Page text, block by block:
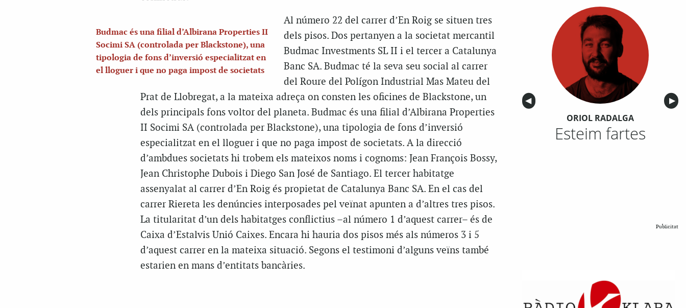
Budmac és una filial d’Albirana Properties II
Socimi SA (controlada per Blackstone), una
tipologia de fons d’inversió especialitzat en
el lloguer i que no paga impost de societats
Al número 22 del carrer d’En Roig se situen tres
dels pisos. Dos pertanyen a la societat mercantil
Budmac Investments SL II i el tercer a Catalunya
Banc SA. Budmac té la seva seu social al carrer
del Roure del Polígon Industrial Mas Mateu del
Prat de Llobregat, a la mateixa adreça on consten les oficines de Blackstone, un
dels principals fons voltor del planeta. Budmac és una filial d’Albirana Properties
II Socimi SA (controlada per Blackstone), una tipologia de fons d’inversió
especialitzat en el lloguer i que no paga impost de societats. A la direcció
d’ambdues societats hi trobem els mateixos noms i cognoms: Jean François Bossy,
Jean Christophe Dubois i Diego San José de Santiago. El tercer habitatge
assenyalat al carrer d’En Roig és propietat de Catalunya Banc SA. En el cas del
carrer Riereta les denúncies interposades pel veïnat apunten a d’altres tres pisos.
La titularitat d’un dels habitatges conflictius –al número 1 d’aquest carrer– és de
Caixa d’Estalvis Unió Caixes. Encara hi hauria dos pisos més als números 3 i 5
d’aquest carrer en la mateixa situació. Segons el testimoni d’alguns veïns també
estarien en mans d’entitats bancàries.
Anterior
◀︎ ▶︎
ORIOL RADALGA
Esteim fartes
Publicitat